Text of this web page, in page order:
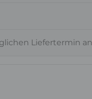
Liefertermin an